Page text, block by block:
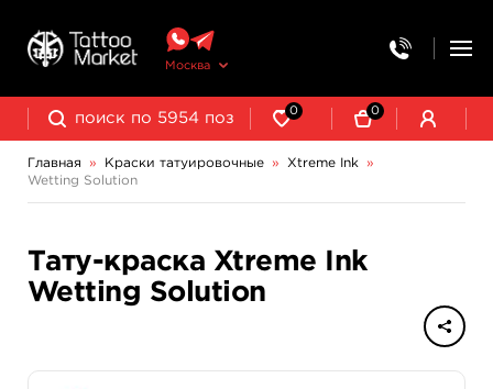
Москва
0 0
Главная » Краски татуировочные » Xtreme Ink
»
Wetting Solution
Тату-краска Xtreme Ink
Wetting Solution